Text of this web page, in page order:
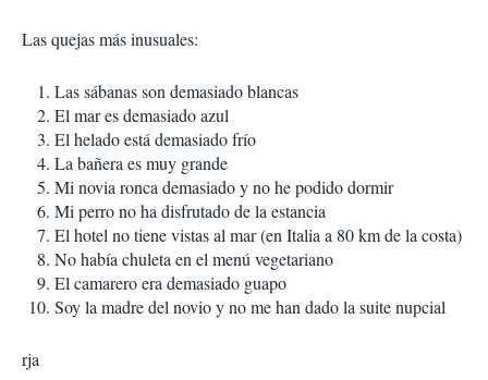
Las quejas más inusuales:
Las sábanas son demasiado blancas
El mar es demasiado azul
El helado está demasiado frío
La bañera es muy grande
Mi novia ronca demasiado y no he podido dormir
Mi perro no ha disfrutado de la estancia
El hotel no tiene vistas al mar (en Italia a 80 km de la costa)
No había chuleta en el menú vegetariano
El camarero era demasiado guapo
Soy la madre del novio y no me han dado la suite nupcial
rja